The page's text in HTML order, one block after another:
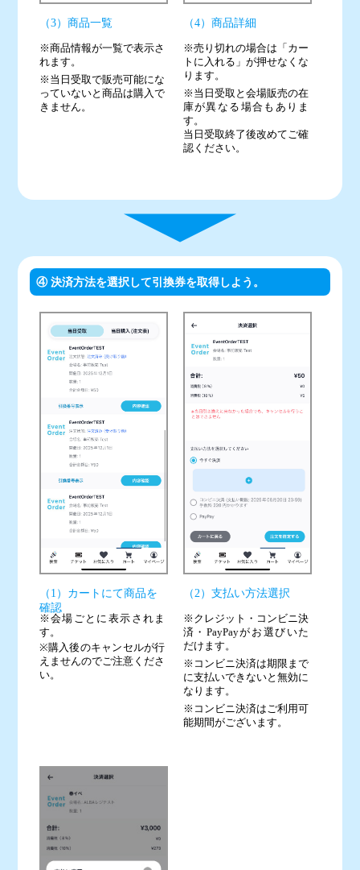
（3）商品一覧
※商品情報が一覧で表示さ
れます。
※当日受取で販売可能にな
っていないと商品は購入で
きません。
（4）商品詳細
※売り切れの場合は「カー
トに入れる」が押せなくな
ります。
※当日受取と会場販売の在
庫が異なる場合もありま
す。
当日受取終了後改めてご確
認ください。
④ 決済方法を選択して引換券を取得しよう。
（1）カートにて商品を
確認
※会場ごとに表示されま
す。
※購入後のキャンセルが行
えませんのでご注意くださ
い。
（2）支払い方法選択
※クレジット・コンビニ決
済・PayPayがお選びいた
だけます。
※コンビニ決済は期限まで
に支払いできないと無効に
なります。
※コンビニ決済はご利用可
能期間がございます。